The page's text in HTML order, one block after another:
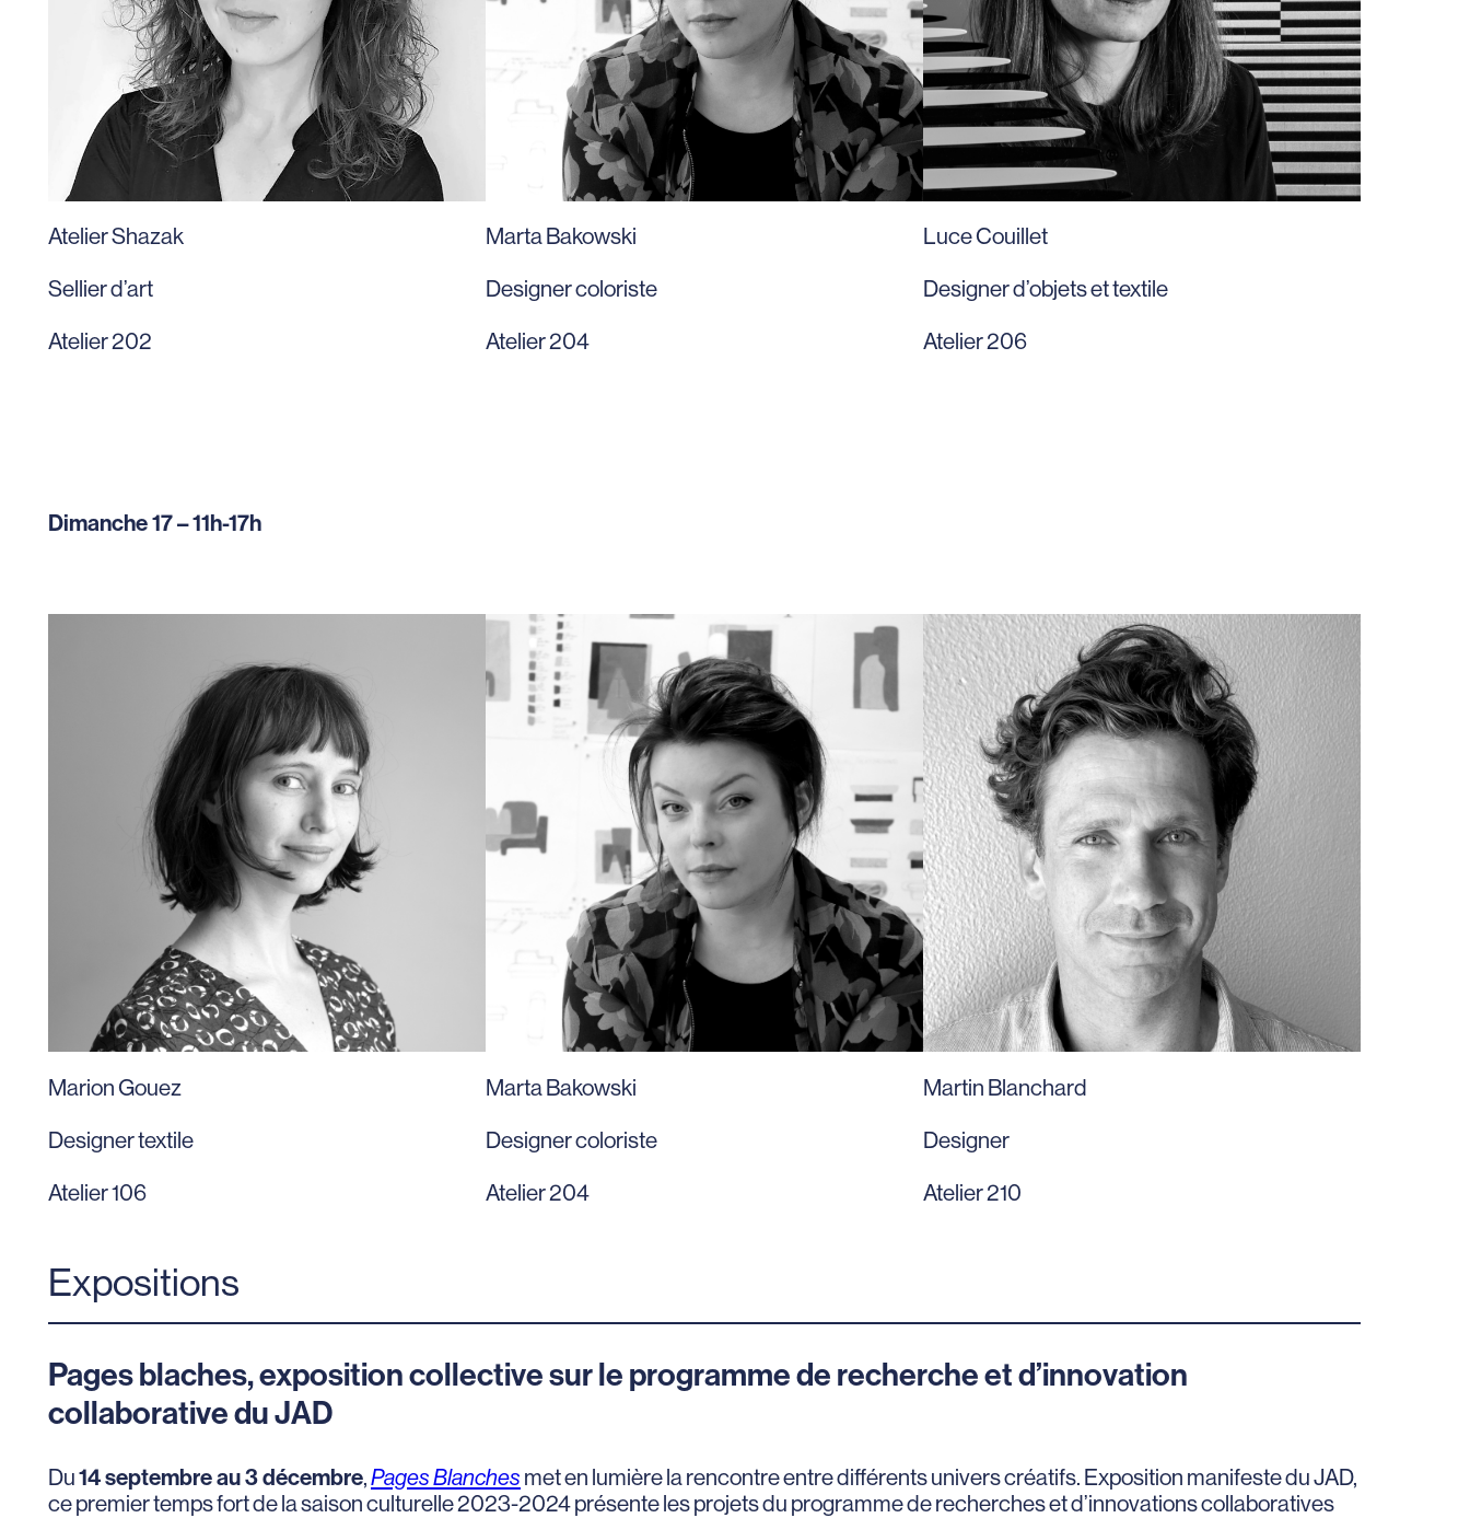
Atelier Shazak
Sellier d’art
Atelier 202
Marta Bakowski
Designer coloriste
Atelier 204
Luce Couillet
Designer d’objets et textile
Atelier 206
Dimanche 17 – 11h-17h
Marion Gouez
Designer textile
Atelier 106
Marta Bakowski
Designer coloriste
Atelier 204
Martin Blanchard
Designer
Atelier 210
Expositions
Pages blaches, exposition collective sur le programme de recherche et d’innovation
collaborative du JAD
Du14 septembre au 3 décembre,Pages Blanches met en lumière la rencontre entre différents univers créatifs. Exposition manifeste du JAD,
ce premier temps fort de la saison culturelle 2023-2024 présente les projets du programme de recherches et d’innovations collaboratives